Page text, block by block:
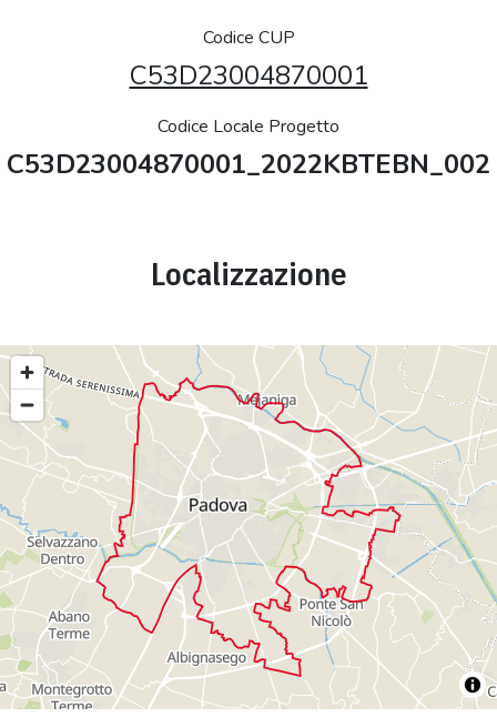
Codice CUP
C53D23004870001
Codice Locale Progetto
C53D23004870001_2022KBTEBN_002
Localizzazione